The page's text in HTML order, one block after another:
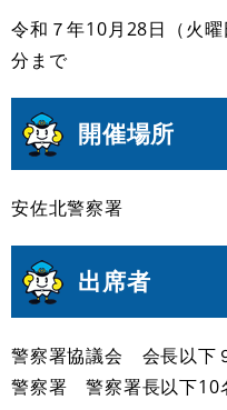
令和７年10月28日（火
分まで
開催場所
安佐北警察署
出席者
警察署協議会 会長以下
警察署 警察署長以下10